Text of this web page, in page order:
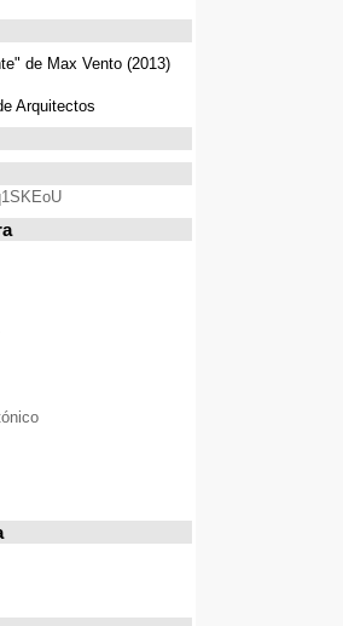
1950 – 2008.
ICO. Madrid.
Studio Bouroullec para
de Max Vento (2013)